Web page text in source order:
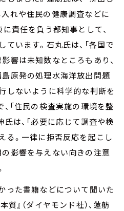
れや住民の健康調査などに
に責任を負う都知事として、
います。石丸氏は、「各国で
響は未知数なところもあり、
原発の処理水海洋放出問題
しないように科学的な判断を
「住民の検査実施の環境を整
氏は、「必要に応じて調査や検
る。一律に拒否反応を起こし
影響を与えない向きの注意
った書籍などについて聞いた
質』（ダイヤモンド社）、蓮舫